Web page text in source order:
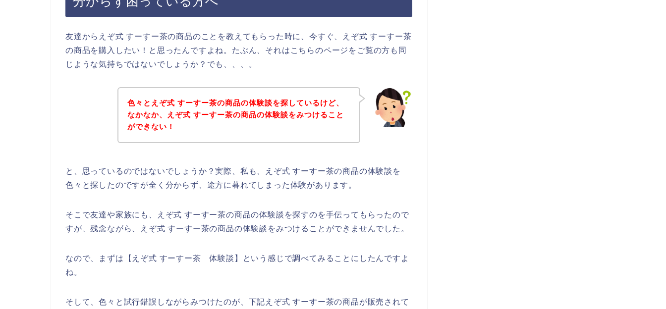
友達からえぞ式 すーすー茶の商品のことを教えてもらった時に、今すぐ、えぞ式 すーすー茶
の商品を購入したい！と思ったんですよね。たぶん、それはこちらのページをご覧の方も同
じような気持ちではないでしょうか？でも、、、。
色々とえぞ式 すーすー茶の商品の体験談を探しているけど、
なかなか、えぞ式 すーすー茶の商品の体験談をみつけること
ができない！
と、思っているのではないでしょうか？実際、私も、えぞ式 すーすー茶の商品の体験談を
色々と探したのですが全く分からず、途方に暮れてしまった体験があります。
そこで友達や家族にも、えぞ式 すーすー茶の商品の体験談を探すのを手伝ってもらったので
すが、残念ながら、えぞ式 すーすー茶の商品の体験談をみつけることができませんでした。
なので、まずは【えぞ式 すーすー茶 体験談】という感じで調べてみることにしたんですよ
ね。
そして、色々と試行錯誤しながらみつけたのが、下記えぞ式 すーすー茶の商品が販売されて